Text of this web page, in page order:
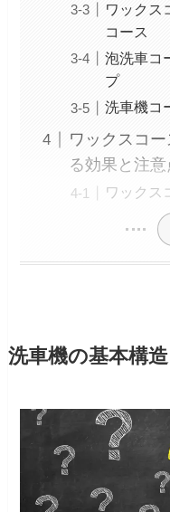
ワックス
コース
泡洗車コ
プ
洗車機コ
ワックスコ
る効果と注意
ワックス
洗車機の基本構